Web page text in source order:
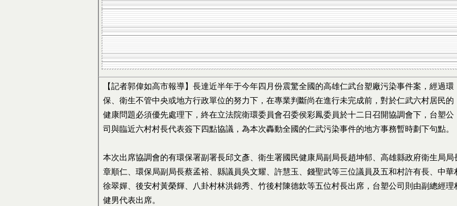
【記者郭偉如高市報導】長達近半年于今年四月份震驚全國的高雄仁武台塑廠污染事件案，經過環
保、衛生不管中央或地方行政單位的努力下，在專業判斷尚在進行未完成前，對於仁武六村居民的
健康問題必須優先處理下，終在立法院衛環委員會召委侯彩鳳委員於十二日召開協調會下，台塑公
司與臨近六村村長代表簽下四點協議，為本次轟動全國的仁武污染事件的地方事務暫時劃下句點。
本次出席協調會的有環保署副署長邱文彥、衛生署國民健康局副局長趙坤郁、高雄縣政府衛生局局
章順仁、環保局副局長蔡孟裕、縣議員吳文耀、許慧玉、錢聖武等三位議員及五和村許有長、中華
徐翠嬋、後安村黃榮輝、八卦村林洪錦秀、竹後村陳德欽等五位村長出席，台塑公司則由副總經理
健男代表出席。